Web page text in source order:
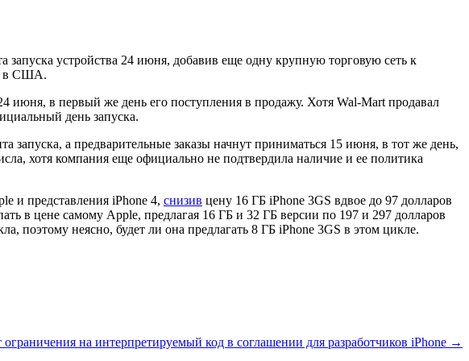
запуска устройства 24 июня, добавив еще одну крупную торговую сеть к
в США.
июня, в первый же день его поступления в продажу. Хотя Wal-Mart продавал
день запуска.
запуска, а предварительные заказы начнут приниматься 15 июня, в тот же день,
хотя компания еще официально не подтвердила наличие и ее политика
и представления iPhone 4, снизив цену 16 ГБ iPhone 3GS вдвое до 97 долларов
в цене самому Apple, предлагая 16 ГБ и 32 ГБ версии по 197 и 297 долларов
поэтому неясно, будет ли она предлагать 8 ГБ iPhone 3GS в этом цикле.
ограничения на интерпретируемый код в соглашении для разработчиков iPhone →